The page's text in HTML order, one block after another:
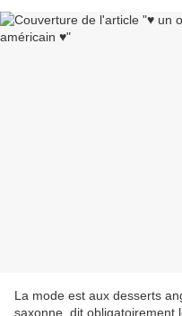
La mode est aux desserts
saxonne, dit obligatoirement